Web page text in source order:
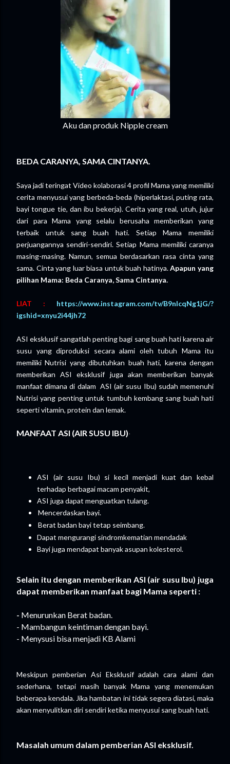
Aku dan produk Nipple cream
BEDA CARANYA, SAMA CINTANYA.
Saya jadi teringat Video kolaborasi 4 profil Mama yang memiliki
cerita menyusui yang berbeda-beda (hiperlaktasi, puting rata,
bayi tongue tie, dan ibu bekerja). Cerita yang real, utuh, jujur
dari para Mama yang selalu berusaha memberikan yang
terbaik untuk sang buah hati. Setiap Mama memiliki
perjuangannya sendiri-sendiri. Setiap Mama memiliki caranya
masing-masing. Namun, semua berdasarkan rasa cinta yang
sama. Cinta yang luar biasa untuk buah hatinya.Apapun yang
pilihan Mama: Beda Caranya, Sama Cintanya.
LIAT : https://www.instagram.com/tv/B9nlcqNg1jG/?
igshid=xnyu2i44jh72
ASI eksklusif sangatlah penting bagi sang buah hati karena air
susu yang diproduksi secara alami oleh tubuh Mama itu
memiliki Nutrisi yang dibutuhkan buah hati, karena dengan
memberikan ASI eksklusif juga akan memberikan banyak
manfaat dimana di dalam ASI (air susu Ibu) sudah memenuhi
Nutrisi yang penting untuk tumbuh kembang sang buah hati
seperti vitamin, protein dan lemak.
MANFAAT ASI (AIR SUSU IBU)·
ASI (air susu Ibu) si kecil menjadi kuat dan kebal
terhadap berbagai macam penyakit,
ASI juga dapat menguatkan tulang.
Mencerdaskan bayi.
Berat badan bayi tetap seimbang.
Dapat mengurangi sindromkematian mendadak
Bayi juga mendapat banyak asupan kolesterol.
Selain itu dengan memberikan ASI (air susu Ibu) juga
dapat memberikan manfaat bagi Mama seperti :
- Menurunkan Berat badan.
- Mambangun keintiman dengan bayi.
- Menysusi bisa menjadi KB Alami
Meskipun pemberian Asi Eksklusif adalah cara alami dan
sederhana, tetapi masih banyak Mama yang menemukan
beberapa kendala. Jika hambatan ini tidak segera diatasi, maka
akan menyulitkan diri sendiri ketika menyusui sang buah hati.
Masalah umum dalam pemberian ASI eksklusif.